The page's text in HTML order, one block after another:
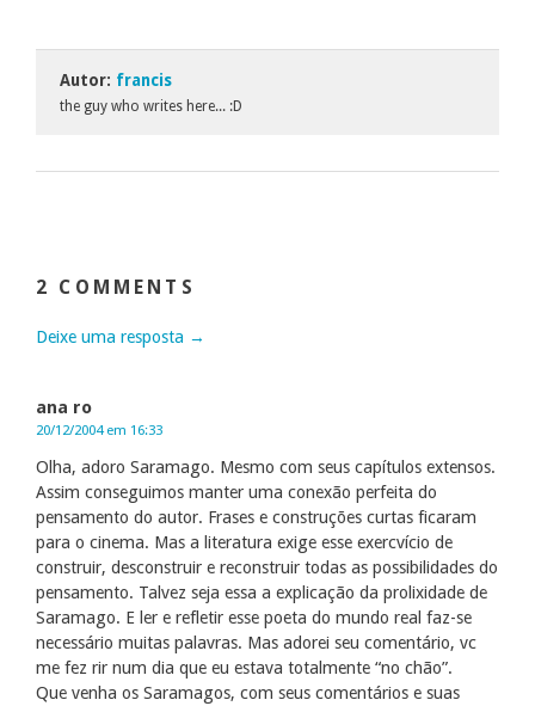
Autor: francis
the guy who writes here... :D
2 COMMENTS
Deixe uma resposta →
ana ro
20/12/2004 em 16:33
Olha, adoro Saramago. Mesmo com seus capítulos extensos.
Assim conseguimos manter uma conexão perfeita do
pensamento do autor. Frases e construções curtas ficaram
para o cinema. Mas a literatura exige esse exercvício de
construir, desconstruir e reconstruir todas as possibilidades do
pensamento. Talvez seja essa a explicação da prolixidade de
Saramago. E ler e refletir esse poeta do mundo real faz-se
necessário muitas palavras. Mas adorei seu comentário, vc
me fez rir num dia que eu estava totalmente “no chão”.
Que venha os Saramagos, com seus comentários e suas